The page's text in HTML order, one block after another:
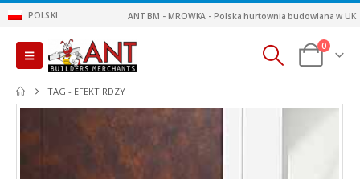
POLSKI ANT BM - MROWKA - Polska hurtownia budowlana w UK
0
TAG - EFEKT RDZY